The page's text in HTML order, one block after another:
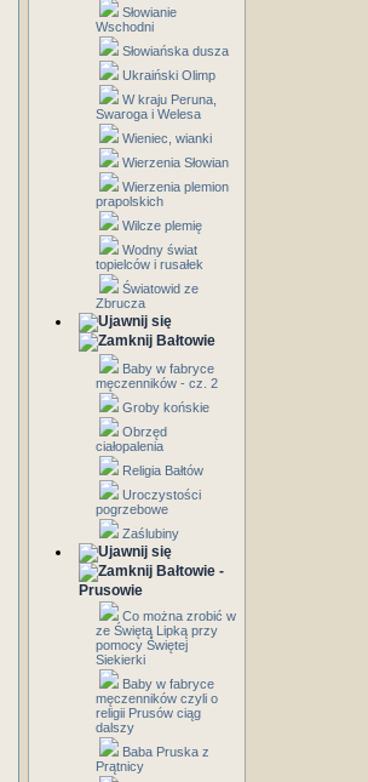
Słowianie
Wschodni
Słowiańska dusza
Ukraiński Olimp
W kraju Peruna,
Swaroga i Welesa
Wieniec, wianki
Wierzenia Słowian
Wierzenia plemion
prapolskich
Wilcze plemię
Wodny świat
topielców i rusałek
Światowid ze
Zbrucza
Bałtowie
Baby w fabryce
męczenników - cz. 2
Groby końskie
Obrzęd
ciałopalenia
Religia Bałtów
Uroczystości
pogrzebowe
Zaślubiny
Bałtowie -
Prusowie
Co można zrobić w
ze Świętą Lipką przy
pomocy Świętej
Siekierki
Baby w fabryce
męczenników czyli o
religii Prusów ciąg
dalszy
Baba Pruska z
Prątnicy